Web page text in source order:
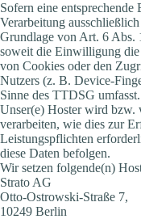
Sofern eine
Verarbeitung
Grundlage von Art. 6
soweit die Einwilligung die
von Cookies oder den
Nutzers (z. B. Device-
Sinne des TTDSG
Unser(e) Hoster wird bzw.
verarbeiten, wie dies zur
Leistungspflichten
diese Daten befolgen.
Wir setzen folgende(n)
Strato AG
Otto-Ostrowski-Straße 7,
10249 Berlin